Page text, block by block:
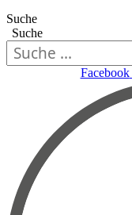
Suche
Suche
Facebook